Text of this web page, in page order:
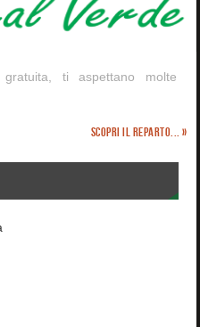
gratuita, ti aspettano molte
Scopri il reparto... »